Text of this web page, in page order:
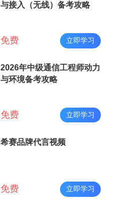
与接入（无线）备考攻略
免费 立即学习
2026年中级通信工程师动力
与环境备考攻略
免费 立即学习
希赛品牌代言视频
免费 立即学习